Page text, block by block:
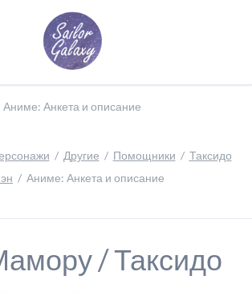
Аниме: Анкета и описание
Другие Помощники
Таксидо
Аниме: Анкета и описание
/ Таксидо